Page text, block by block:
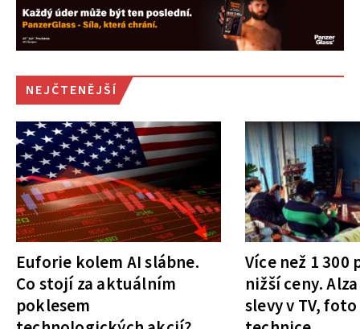
NEJČTENĚJŠÍ
Euforie kolem AI slábne.
Co stojí za aktuálním
poklesem
Více než 1
nižší ceny.
slevy v TV,